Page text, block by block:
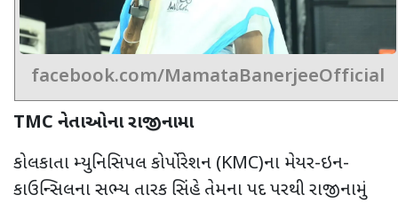
facebook.com/MamataBanerjeeOfficial
TMC નેતાઓના રાજીનામા
કોલકાતા મ્યુનિસિપલ કોર્પોરેશન (KMC)ના મેયર-ઇન-
કાઉન્સિલના સભ્ય તારક સિંહે તેમના પદ પરથી રાજીનામું